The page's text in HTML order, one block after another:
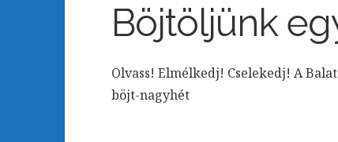
Böjtöljünk
Olvass! Elmélkedj! Cselekedj! A
böjt-nagyhét